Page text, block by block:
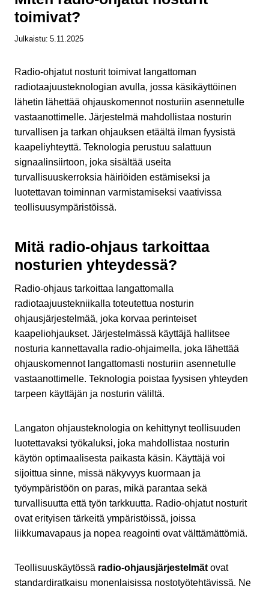
toimivat?
Julkaistu: 5.11.2025
Radio-ohjatut nosturit toimivat langattoman
radiotaajuusteknologian avulla, jossa käsikäyttöinen
lähetin lähettää ohjauskomennot nosturiin asennetulle
vastaanottimelle. Järjestelmä mahdollistaa nosturin
turvallisen ja tarkan ohjauksen etäältä ilman fyysistä
kaapeliyhteyttä. Teknologia perustuu salattuun
signaalinsiirtoon, joka sisältää useita
turvallisuuskerroksia häiriöiden estämiseksi ja
luotettavan toiminnan varmistamiseksi vaativissa
teollisuusympäristöissä.
Mitä radio-ohjaus tarkoittaa
nosturien yhteydessä?
Radio-ohjaus tarkoittaa langattomalla
radiotaajuustekniikalla toteutettua nosturin
ohjausjärjestelmää, joka korvaa perinteiset
kaapeliohjaukset. Järjestelmässä käyttäjä hallitsee
nosturia kannettavalla radio-ohjaimella, joka lähettää
ohjauskomennot langattomasti nosturiin asennetulle
vastaanottimelle. Teknologia poistaa fyysisen yhteyden
tarpeen käyttäjän ja nosturin väliltä.
Langaton ohjausteknologia on kehittynyt teollisuuden
luotettavaksi työkaluksi, joka mahdollistaa nosturin
käytön optimaalisesta paikasta käsin. Käyttäjä voi
sijoittua sinne, missä näkyvyys kuormaan ja
työympäristöön on paras, mikä parantaa sekä
turvallisuutta että työn tarkkuutta. Radio-ohjatut nosturit
ovat erityisen tärkeitä ympäristöissä, joissa
liikkumavapaus ja nopea reagointi ovat välttämättömiä.
Teollisuuskäytössä radio-ohjausjärjestelmätovat
standardiratkaisu monenlaisissa nostotyötehtävissä. Ne